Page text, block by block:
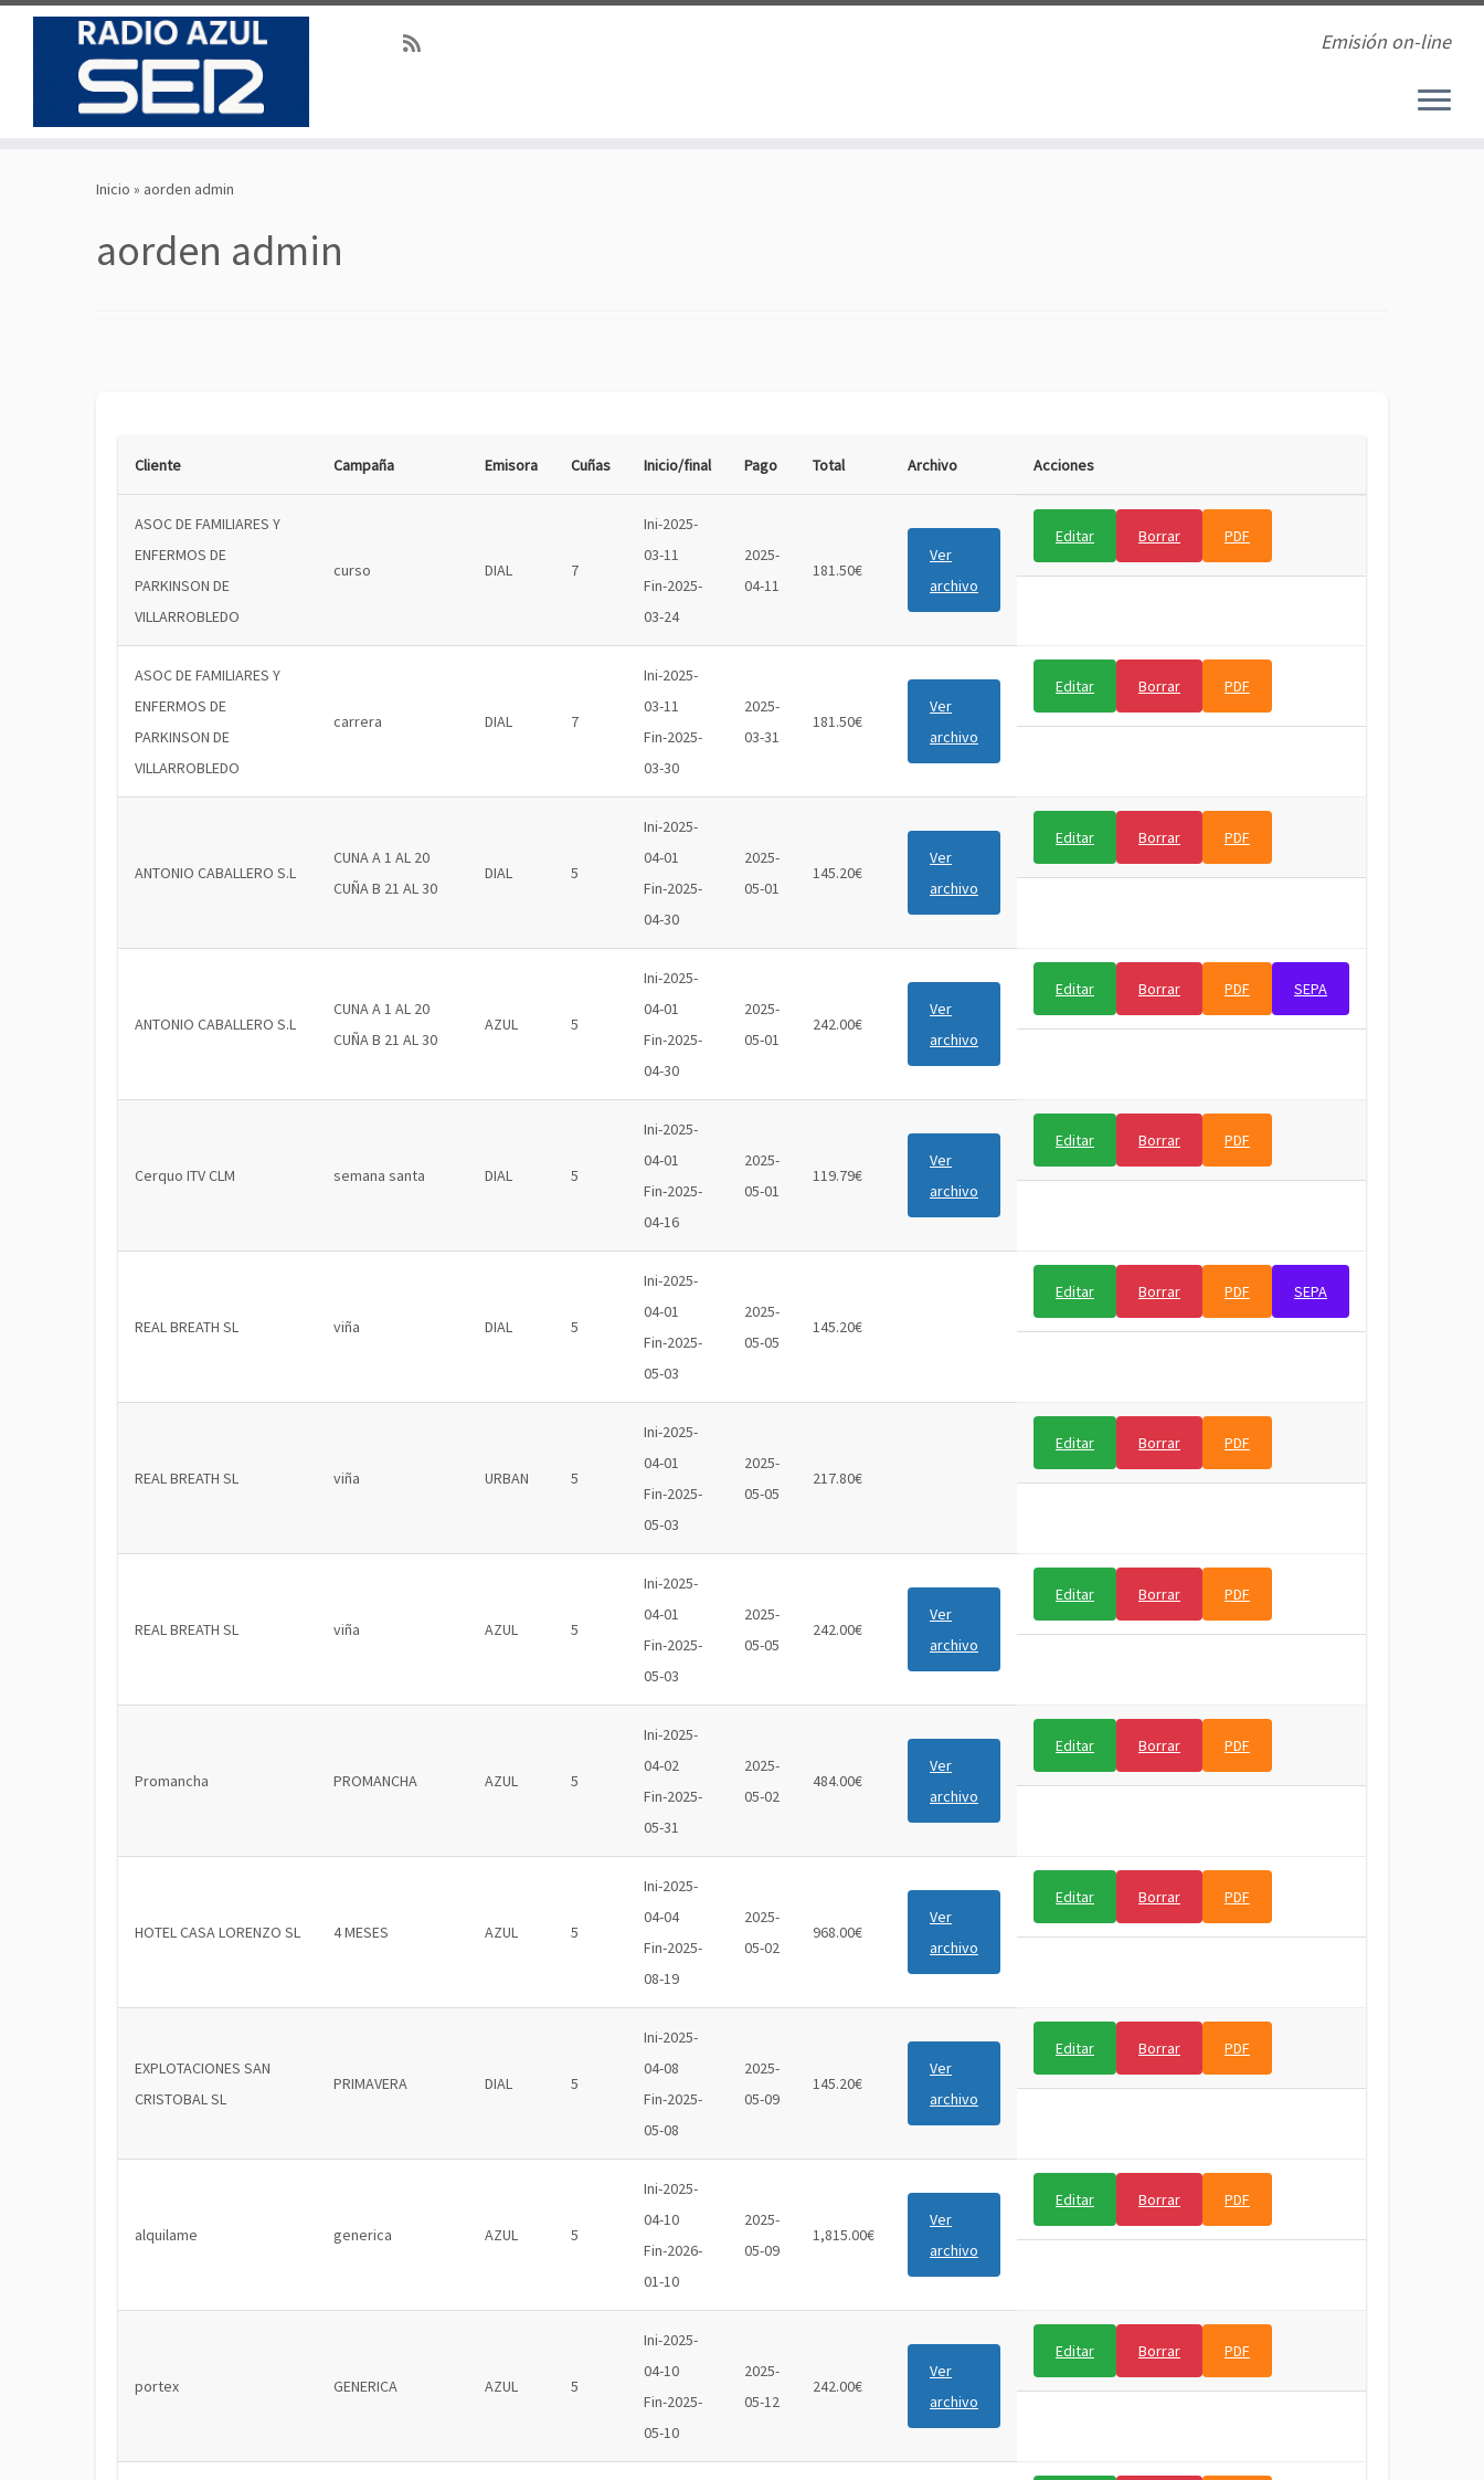
Emisión on-line
Inicio » aorden admin
aorden admin
Cliente Campaña Emisora Cuñas Inicio/final Pago Total Archivo Acciones
ASOC DE FAMILIARES Y
ENFERMOS DE
PARKINSON DE
VILLARROBLEDO
curso DIAL 7
Ini-2025-
03-11
Fin-2025-
03-24
2025-
04-11
181.50€
Ver
archivo
Editar Borrar PDF
ASOC DE FAMILIARES Y
ENFERMOS DE
PARKINSON DE
VILLARROBLEDO
carrera DIAL 7
Ini-2025-
03-11
Fin-2025-
03-30
2025-
03-31
181.50€
Ver
archivo
Editar Borrar PDF
ANTONIO CABALLERO S.L
CUNA A 1 AL 20
CUÑA B 21 AL 30
DIAL 5
Ini-2025-
04-01
Fin-2025-
04-30
2025-
05-01
145.20€
Ver
archivo
Editar Borrar PDF
ANTONIO CABALLERO S.L
CUNA A 1 AL 20
CUÑA B 21 AL 30
AZUL 5
Ini-2025-
04-01
Fin-2025-
04-30
2025-
05-01
242.00€
Ver
archivo
Editar Borrar PDF SEPA
Cerquo ITV CLM semana santa DIAL 5
Ini-2025-
04-01
Fin-2025-
04-16
2025-
05-01
119.79€
Ver
archivo
Editar Borrar PDF
REAL BREATH SL viña DIAL 5
Ini-2025-
04-01
Fin-2025-
05-03
2025-
05-05
145.20€
Editar Borrar PDF SEPA
REAL BREATH SL viña URBAN 5
Ini-2025-
04-01
Fin-2025-
05-03
2025-
05-05
217.80€
Editar Borrar PDF
REAL BREATH SL viña AZUL 5
Ini-2025-
04-01
Fin-2025-
05-03
2025-
05-05
242.00€
Ver
archivo
Editar Borrar PDF
Promancha PROMANCHA AZUL 5
Ini-2025-
04-02
Fin-2025-
05-31
2025-
05-02
484.00€
Ver
archivo
Editar Borrar PDF
HOTEL CASA LORENZO SL 4 MESES AZUL 5
Ini-2025-
04-04
Fin-2025-
08-19
2025-
05-02
968.00€
Ver
archivo
Editar Borrar PDF
EXPLOTACIONES SAN
CRISTOBAL SL
PRIMAVERA DIAL 5
Ini-2025-
04-08
Fin-2025-
05-08
2025-
05-09
145.20€
Ver
archivo
Editar Borrar PDF
alquilame generica AZUL 5
Ini-2025-
04-10
Fin-2026-
01-10
2025-
05-09
1,815.00€
Ver
archivo
Editar Borrar PDF
portex GENERICA AZUL 5
Ini-2025-
04-10
Fin-2025-
05-10
2025-
05-12
242.00€
Ver
archivo
Editar Borrar PDF